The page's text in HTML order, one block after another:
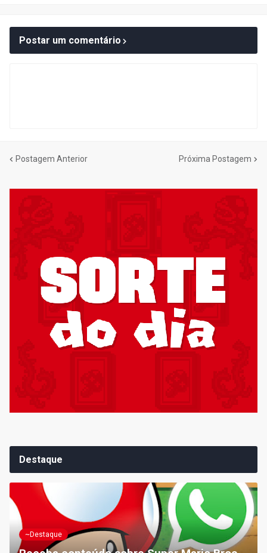
Postar um comentário
Postagem Anterior Próxima Postagem
Destaque
~Destaque